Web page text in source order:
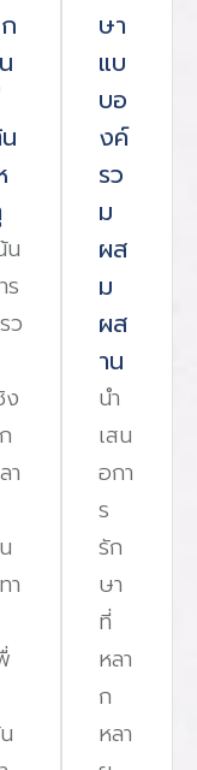
รนอนหลับผิดปกติ
บบสมบูรณ์โดยไม่มี
ล้ายกับระดับที่ 1 ใน
แต่จะไม่มีเจ้าหน้าที่
นได้ โดยเจ้าหน้าที่
อยให้ทดสอบเอง
รียดและความวิตก
2 นี้คือ ค่าใช้จ่ายจะ
องเดินทางหรือเสีย
3 การทดสอบแบบ
ระดับที่ 1 และ 2
การหายใจ การ
ดระดับออกซิเจนใน
างครั้งอาจมีการวัด
มีอาการไม่ซับซ้อน
าใช้จ่ายน้อยกว่า แต่
ทธิภาพการนอนหลับ
อาจไม่ได้รับข้อมูล
ะ 2ระดับที่ 4 การ
ยใจเป็นการตรวจ
น
ร
ว
ง
า
า
ษา
แบ
บอ
งค์
รว
ม
ผส
ม
ผส
าน
นํา
เสน
อกา
ร
รัก
ษา
ที่
หลา
ก
หลา